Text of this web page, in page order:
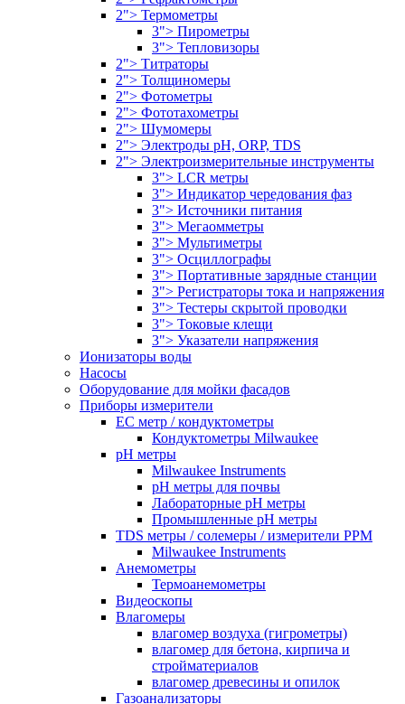
2"> Термометры
3"> Пирометры
3"> Тепловизоры
2"> Титраторы
2"> Толщиномеры
2"> Фотометры
2"> Фототахометры
2"> Шумомеры
2"> Электроды pH, ORP, TDS
2"> Электроизмерительные инструменты
3"> LCR метры
3"> Индикатор чередования фаз
3"> Источники питания
3"> Мегаомметры
3"> Мультиметры
3"> Осциллографы
3"> Портативные зарядные станции
3"> Регистраторы тока и напряжения
3"> Тестеры скрытой проводки
3"> Токовые клещи
3"> Указатели напряжения
Ионизаторы воды
Насосы
Оборудование для мойки фасадов
Приборы измерители
EC метр / кондуктометры
Кондуктометры Milwaukee
pH метры
Milwaukee Instruments
pH метры для почвы
Лабораторные pH метры
Промышленные pH метры
TDS метры / солемеры / измерители PPM
Milwaukee Instruments
Анемометры
Термоанемометры
Видеоскопы
Влагомеры
влагомер воздуха (гигрометры)
влагомер для бетона, кирпича и
стройматериалов
влагомер древесины и опилок
Газоанализаторы